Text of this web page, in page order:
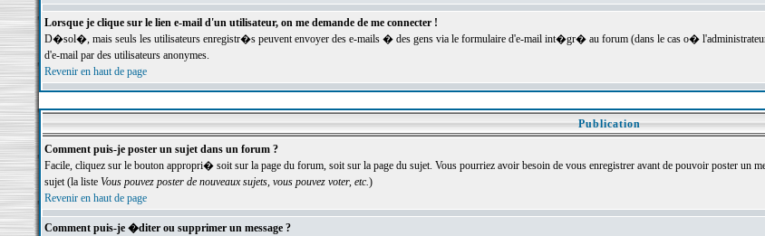
Lorsque je clique sur le lien e-mail d'un utilisateur, on me demande de me connecter !
D�sol�, mais seuls les utilisateurs enregistr�s peuvent envoyer des e-mails � des gens via le formulaire d'e-mail int�gr� au forum (dans le cas o�
d'e-mail par des utilisateurs anonymes.
Revenir en haut de page
Publication
Comment puis-je poster un sujet dans un forum ?
Facile, cliquez sur le bouton appropri� soit sur la page du forum, soit sur la page du sujet. Vous pourriez avoir besoin de vous enregistrer avant de pouvoir poster un
sujet (la liste Vous pouvez poster de nouveaux sujets, vous pouvez voter, etc.)
Revenir en haut de page
Comment puis-je �diter ou supprimer un message ?